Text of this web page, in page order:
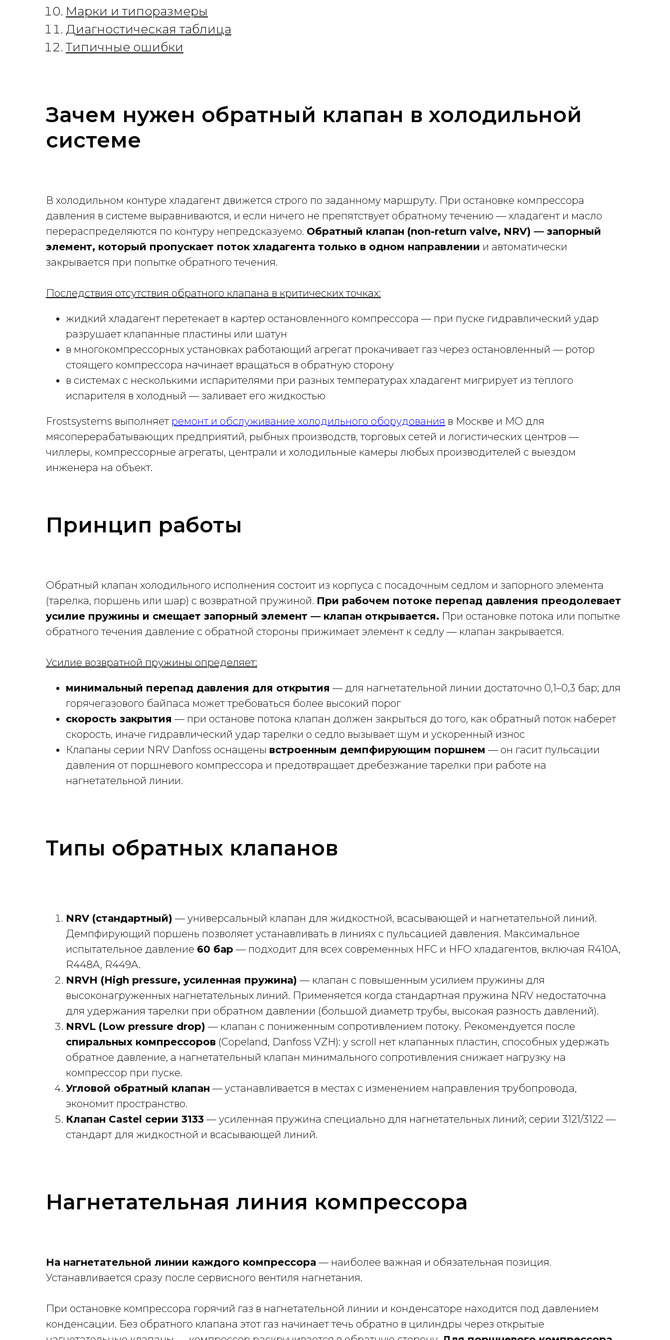
Марки и типоразмеры
Диагностическая таблица
Типичные ошибки
Зачем нужен обратный клапан в холодильной
системе
В холодильном контуре хладагент движется строго по заданному маршруту. При остановке компрессора
давления в системе выравниваются, и если ничего не препятствует обратному течению — хладагент и масло
перераспределяются по контуру непредсказуемо. Обратный клапан (non-return valve, NRV) — запорный
элемент, который пропускает поток хладагента только в одном направлении и автоматически
закрывается при попытке обратного течения.
Последствия отсутствия обратного клапана в критических точках:
жидкий хладагент перетекает в картер остановленного компрессора — при пуске гидравлический удар
разрушает клапанные пластины или шатун
в многокомпрессорных установках работающий агрегат прокачивает газ через остановленный — ротор
стоящего компрессора начинает вращаться в обратную сторону
в системах с несколькими испарителями при разных температурах хладагент мигрирует из тёплого
испарителя в холодный — заливает его жидкостью
Frostsystems выполняет ремонт и обслуживание холодильного оборудования в Москве и МО для
мясоперерабатывающих предприятий, рыбных производств, торговых сетей и логистических центров —
чиллеры, компрессорные агрегаты, централи и холодильные камеры любых производителей с выездом
инженера на объект.
Принцип работы
Обратный клапан холодильного исполнения состоит из корпуса с посадочным седлом и запорного элемента
(тарелка, поршень или шар) с возвратной пружиной. При рабочем потоке перепад давления преодолевает
усилие пружины и смещает запорный элемент — клапан открывается. При остановке потока или попытке
обратного течения давление с обратной стороны прижимает элемент к седлу — клапан закрывается.
Усилие возвратной пружины определяет:
минимальный перепад давления для открытия — для нагнетательной линии достаточно 0,1–0,3 бар; для
горячегазового байпаса может требоваться более высокий порог
скорость закрытия — при останове потока клапан должен закрыться до того, как обратный поток наберёт
скорость, иначе гидравлический удар тарелки о седло вызывает шум и ускоренный износ
Клапаны серии NRV Danfoss оснащены встроенным демпфирующим поршнем — он гасит пульсации
давления от поршневого компрессора и предотвращает дребезжание тарелки при работе на
нагнетательной линии.
Типы обратных клапанов
NRV (стандартный) — универсальный клапан для жидкостной, всасывающей и нагнетательной линий.
Демпфирующий поршень позволяет устанавливать в линиях с пульсацией давления. Максимальное
испытательное давление 60 бар — подходит для всех современных HFC и HFO хладагентов, включая R410A,
R448A, R449A.
NRVH (High pressure, усиленная пружина) — клапан с повышенным усилием пружины для
высоконагруженных нагнетательных линий. Применяется когда стандартная пружина NRV недостаточна
для удержания тарелки при обратном давлении (большой диаметр трубы, высокая разность давлений).
NRVL (Low pressure drop) — клапан с пониженным сопротивлением потоку. Рекомендуется после
спиральных компрессоров (Copeland, Danfoss VZH): у scroll нет клапанных пластин, способных удержать
обратное давление, а нагнетательный клапан минимального сопротивления снижает нагрузку на
компрессор при пуске.
Угловой обратный клапан — устанавливается в местах с изменением направления трубопровода,
экономит пространство.
Клапан Castel серии 3133 — усиленная пружина специально для нагнетательных линий; серии 3121/3122 —
стандарт для жидкостной и всасывающей линий.
Нагнетательная линия компрессора
На нагнетательной линии каждого компрессора — наиболее важная и обязательная позиция.
Устанавливается сразу после сервисного вентиля нагнетания.
При остановке компрессора горячий газ в нагнетательной линии и конденсаторе находится под давлением
конденсации. Без обратного клапана этот газ начинает течь обратно в цилиндры через открытые